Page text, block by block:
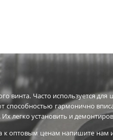
винта. Часто используется
способностью гармонично
легко установить и
оптовым ценам напишите нам